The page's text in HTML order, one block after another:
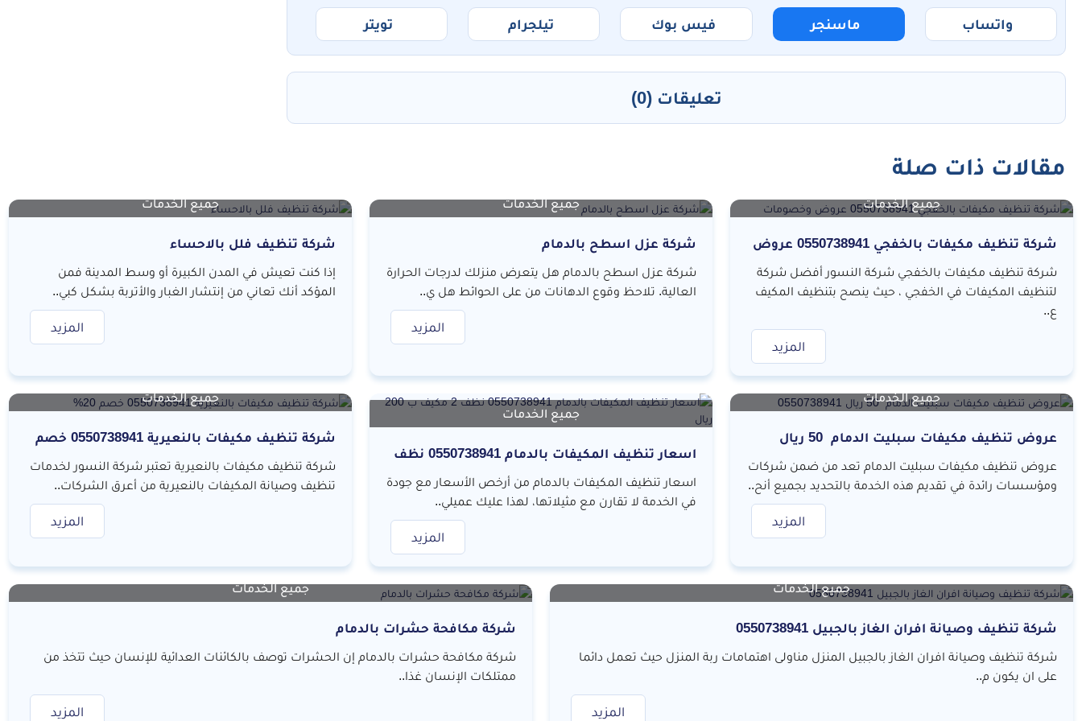
واتساب ماسنجر فيس بوك تيلجرام تويتر
تعليقات (0)
مقالات ذات صلة
جميع الخدمات
شركة تنظيف مكيفات بالخفجي 0550738941 عروض
وخصومات
شركة تنظيف مكيفات بالخفجي شركة النسور أفضل شركة
لتنظيف المكيفات في الخفجي ، حيث ينصح بتنظيف المكيف
ع..
المزيد
جميع الخدمات
شركة عزل اسطح بالدمام
شركة عزل اسطح بالدمام هل يتعرض منزلك لدرجات الحرارة
العالية. تلاحظ وقوع الدهانات من على الحوائط هل ي..
المزيد
جميع الخدمات
شركة تنظيف فلل بالاحساء
إذا كنت تعيش في المدن الكبيرة أو وسط المدينة فمن
المؤكد أنك تعاني من إنتشار الغبار والأتربة بشكل كبي..
المزيد
جميع الخدمات
عروض تنظيف مكيفات سبليت الدمام 50 ريال
عروض تنظيف مكيفات سبليت الدمام تعد من ضمن شركات
ومؤسسات رائدة في تقديم هذه الخدمة بالتحديد بجميع أنح..
المزيد
جميع الخدمات
اسعار تنظيف المكيفات بالدمام 0550738941 نظف
اسعار تنظيف المكيفات بالدمام من أرخص الأسعار مع جودة
في الخدمة لا تقارن مع مثيلاتها، لهذا عليك عميلي..
المزيد
جميع الخدمات
شركة تنظيف مكيفات بالنعيرية 0550738941 خصم
20%
شركة تنظيف مكيفات بالنعيرية تعتبر شركة النسور لخدمات
تنظيف وصيانة المكيفات بالنعيرية من أعرق الشركات..
المزيد
جميع الخدمات
شركة تنظيف وصيانة افران الغاز بالجبيل 0550738941
شركة تنظيف وصيانة افران الغاز بالجبيل المنزل مناولى اهتمامات ربة المنزل حيث تعمل دائما
على ان يكون م..
المزيد
جميع الخدمات
شركة مكافحة حشرات بالدمام
شركة مكافحة حشرات بالدمام إن الحشرات توصف بالكائنات العدائية للإنسان حيث تتخذ من
ممتلكات الإنسان غذا..
المزيد